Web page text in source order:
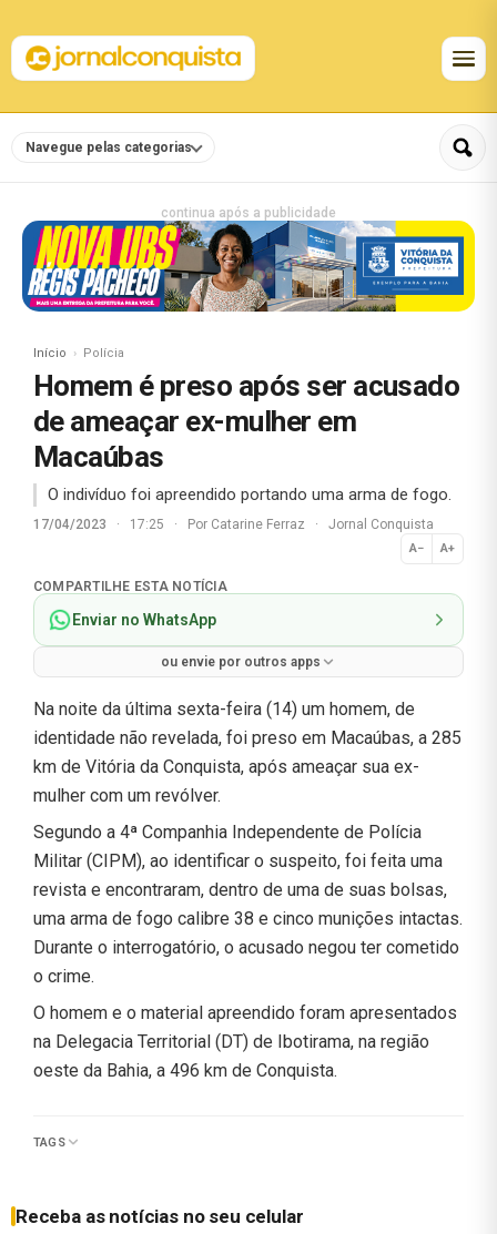
Navegue pelas categorias
continua após a publicidade
Início Polícia
Homem é preso após ser acusado
de ameaçar ex-mulher em
Macaúbas
O indivíduo foi apreendido portando uma arma de fogo.
17/04/2023 · 17:25 · Por Catarine Ferraz · Jornal Conquista
A− A+
Normal
COMPARTILHE ESTA NOTÍCIA
Enviar no WhatsApp
ou envie por outros apps
Na noite da última sexta-feira (14) um homem, de
identidade não revelada, foi preso em Macaúbas, a 285
km de Vitória da Conquista, após ameaçar sua ex-
mulher com um revólver.
Segundo a 4ª Companhia Independente de Polícia
Militar (CIPM), ao identificar o suspeito, foi feita uma
revista e encontraram, dentro de uma de suas bolsas,
uma arma de fogo calibre 38 e cinco munições intactas.
Durante o interrogatório, o acusado negou ter cometido
o crime.
O homem e o material apreendido foram apresentados
na Delegacia Territorial (DT) de Ibotirama, na região
oeste da Bahia, a 496 km de Conquista.
TAGS
Receba as notícias no seu celular